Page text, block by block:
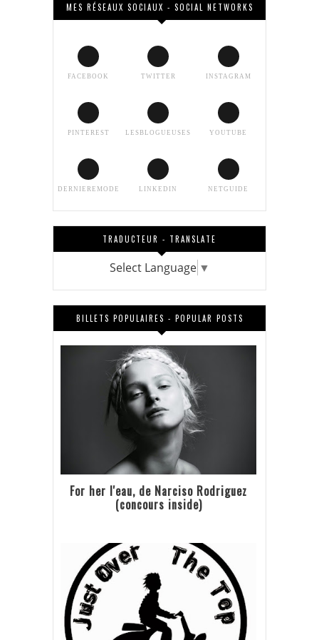
MES RÉSEAUX SOCIAUX - SOCIAL NETWORKS
FACEBOOK TWITTER INSTAGRAM
PINTEREST LESBLOGUEUSES YOUTUBE
DERNIEREMODE LINKEDIN NETGUIDE
TRADUCTEUR - TRANSLATE
Select Language ▼
BILLETS POPULAIRES - POPULAR POSTS
For her l'eau, de Narciso Rodriguez
(concours inside)